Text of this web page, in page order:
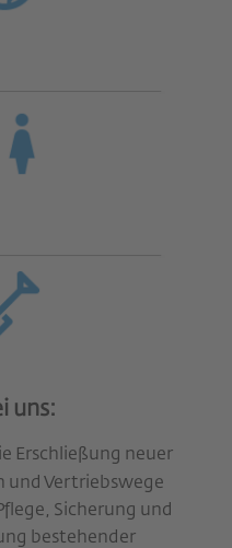
uns:
Erschließung neuer
und Vertriebswege
Sicherung und
bestehender